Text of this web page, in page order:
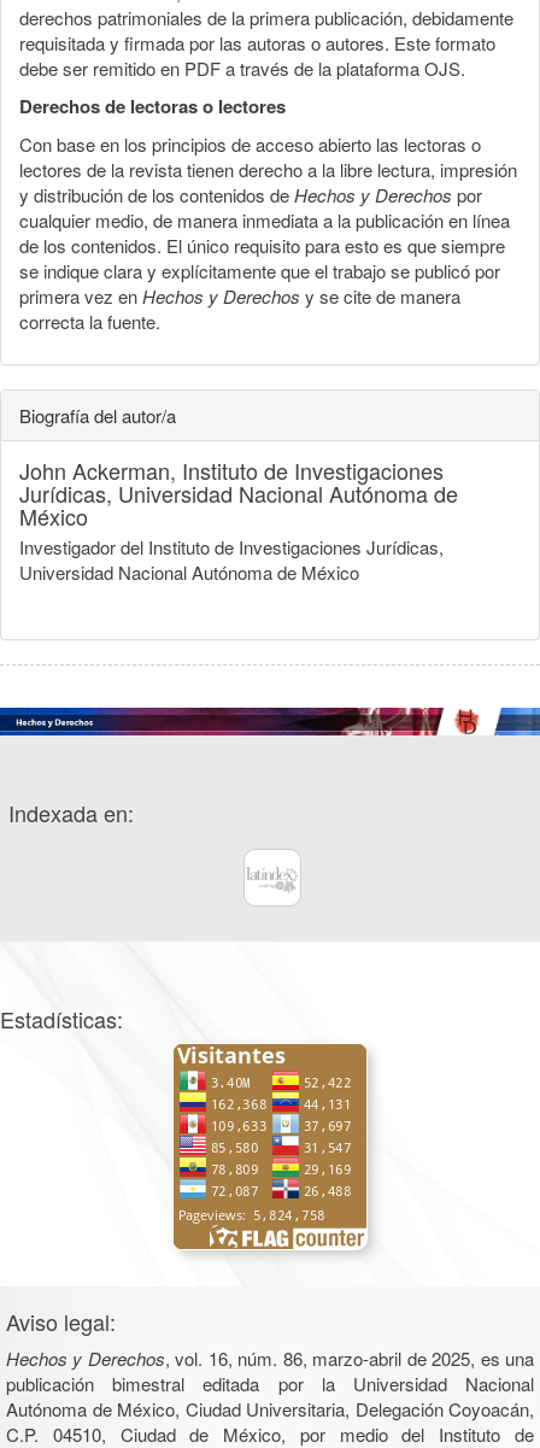
derechos patrimoniales de la primera publicación, debidamente
requisitada y firmada por las autoras o autores. Este formato
debe ser remitido en PDF a través de la plataforma OJS.
Derechos de lectoras o lectores
Con base en los principios de acceso abierto las lectoras o
lectores de la revista tienen derecho a la libre lectura, impresión
y distribución de los contenidos deHechos y Derechos por
cualquier medio, de manera inmediata a la publicación en línea
de los contenidos. El único requisito para esto es que siempre
se indique clara y explícitamente que el trabajo se publicó por
primera vez enHechos y Derechos y se cite de manera
correcta la fuente.
Biografía del autor/a
John Ackerman, Instituto de Investigaciones
Jurídicas, Universidad Nacional Autónoma de
México
Investigador del Instituto de Investigaciones Jurídicas,
Universidad Nacional Autónoma de México
Indexada en:
Estadísticas:
Aviso legal:
Hechos y Derechos, vol. 16, núm. 86, marzo-abril de 2025, es una
publicación bimestral editada por la Universidad Nacional
Autónoma de México, Ciudad Universitaria, Delegación Coyoacán,
C.P. 04510, Ciudad de México, por medio del Instituto de